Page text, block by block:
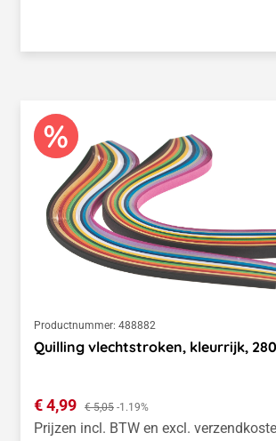
Productnummer: 488882
Quilling vlechtstroken, kleurrijk,
Verkoopprijs:
€ 4,99 Normale prijs:
€ 5,05 -1.19%
Prijzen incl. BTW en excl.